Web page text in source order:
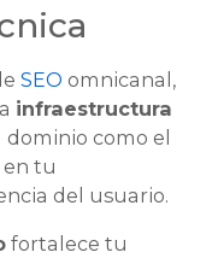
SEO omnicanal,
infraestructura
como el
tu
del usuario.
fortalece tu